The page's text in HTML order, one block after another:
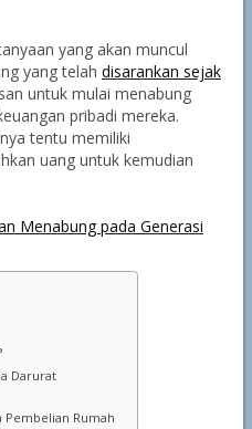
yang akan muncul
yang telah disarankan sejak
untuk mulai menabung
pribadi mereka.
tentu memiliki
uang untuk kemudian
Menabung pada Generasi
Darurat
Pembelian Rumah